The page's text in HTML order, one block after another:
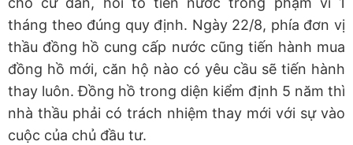
tháng theo đúng quy định. Ngày 22/8, phía đơn vị
thầu đồng hồ cung cấp nước cũng tiến hành mua
đồng hồ mới, căn hộ nào có yêu cầu sẽ tiến hành
thay luôn. Đồng hồ trong diện kiểm định 5 năm thì
nhà thầu phải có trách nhiệm thay mới với sự vào
cuộc của chủ đầu tư.